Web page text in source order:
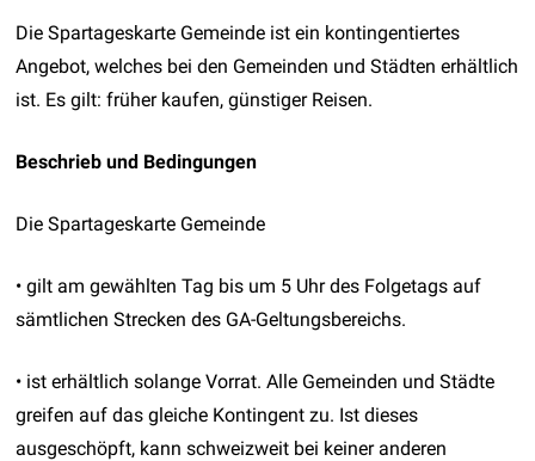
Die Spartageskarte Gemeinde ist ein kontingentiertes
Angebot, welches bei den Gemeinden und Städten erhältlich
ist. Es gilt: früher kaufen, günstiger Reisen.
Beschrieb und Bedingungen
Die Spartageskarte Gemeinde
• gilt am gewählten Tag bis um 5 Uhr des Folgetags auf
sämtlichen Strecken des GA-Geltungsbereichs.
• ist erhältlich solange Vorrat. Alle Gemeinden und Städte
greifen auf das gleiche Kontingent zu. Ist dieses
ausgeschöpft, kann schweizweit bei keiner anderen